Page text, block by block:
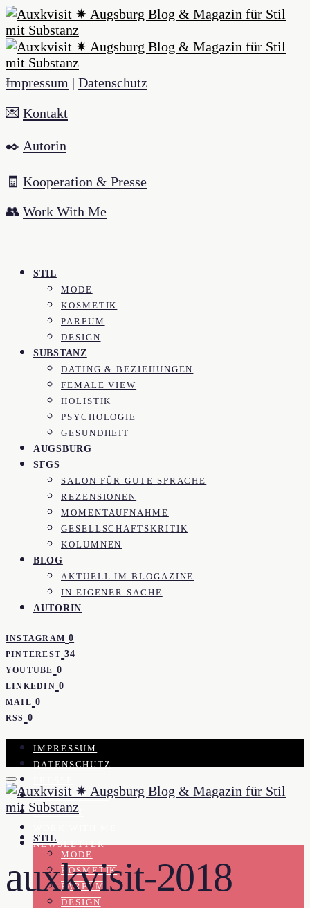
Impressum | Datenschutz
💌 Kontakt
✒️ Autorin
🧾 Kooperation & Presse
👥 Work With Me
STIL
MODE
KOSMETIK
PARFUM
DESIGN
SUBSTANZ
DATING & BEZIEHUNGEN
FEMALE VIEW
HOLISTIK
PSYCHOLOGIE
GESUNDHEIT
AUGSBURG
SFGS
SALON FÜR GUTE SPRACHE
REZENSIONEN
MOMENTAUFNAHME
GESELLSCHAFTSKRITIK
KOLUMNEN
BLOG
AKTUELL IM BLOGAZINE
IN EIGENER SACHE
AUTORIN
INSTAGRAM 0
PINTEREST 34
YOUTUBE 0
LINKEDIN 0
MAIL 0
RSS 0
IMPRESSUM
DATENSCHUTZ
KOOPERATION
KONTAKT
NEWSLETTER
STIL
MODE
KOSMETIK
PARFUM
DESIGN
auxkvisit-2018